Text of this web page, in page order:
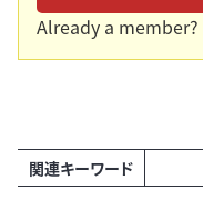
Already a member?
関連キーワード